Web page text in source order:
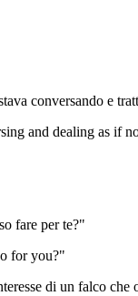
conversando e
and dealing as if
fare per te?"
for you?"
di un falco che